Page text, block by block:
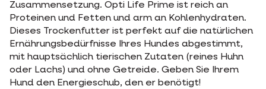
Zusammensetzung. Opti Life Prime ist reich an
Proteinen und Fetten und arm an Kohlenhydraten.
Dieses Trockenfutter ist perfekt auf die natürlichen
Ernährungsbedürfnisse Ihres Hundes abgestimmt,
mit hauptsächlich tierischen Zutaten (reines Huhn
oder Lachs) und ohne Getreide. Geben Sie Ihrem
Hund den Energieschub, den er benötigt!